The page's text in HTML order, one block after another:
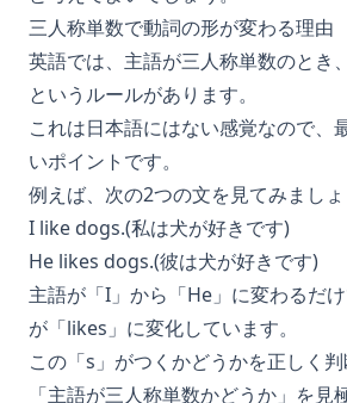
三人称単数で動詞の形が変わる理由
英語では、主語が三人称単数のとき
というルールがあります。
これは日本語にはない感覚なので、
いポイントです。
例えば、次の2つの文を見てみましょ
I like dogs.(私は犬が好きです)
He likes dogs.(彼は犬が好きです)
主語が「I」から「He」に変わるだ
が「likes」に変化しています。
この「s」がつくかどうかを正しく判
「主語が三人称単数かどうか」を見